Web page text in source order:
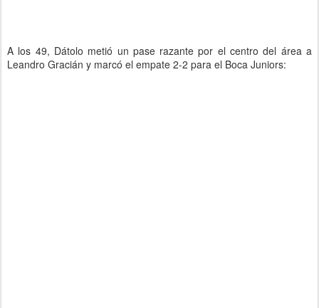
A los 49, Dátolo metió un pase razante por el centro del área a
Leandro Gracián y marcó el empate 2-2 para el Boca Juniors: